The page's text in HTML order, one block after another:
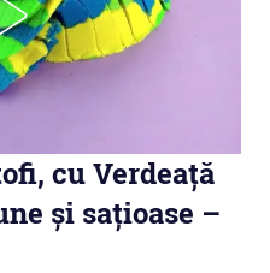
cu Verdeață
și sațioase –